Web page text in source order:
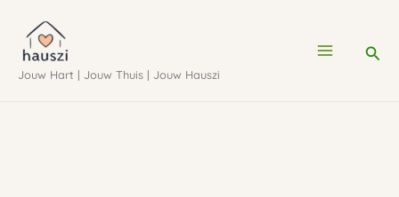
naar
deJouw Hart | Jouw Thuis | Jouw Hauszi